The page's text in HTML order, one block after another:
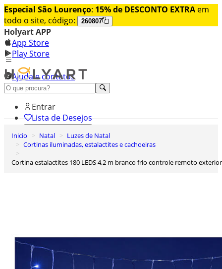
Especial São Lourenço: 15% de DESCONTO EXTRA em
todo o site, código:
260807
Holyart APP
App Store
Play Store
Ajuda e contatos
Conheça premium
Entrar
Lista de Desejos
Carrinho de Compras
Inicio Natal
Luzes de Natal
Cortinas iluminadas, estalactites e cachoeiras
Cortina estalactites 180 LEDS 4,2 m branco frio controle remoto exterior